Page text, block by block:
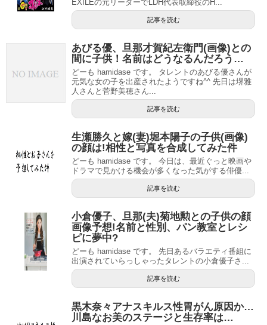
EXILEの元リーダーでLDH代表取締役のH...
記事を読む
あびる優、旦那才賀紀左衛門(画像)との
間に子供！名前はどうなるんだろう…
どーも hamidase です。 タレントのあびる優さんが
元気な女の子を出産されたようですね^^ 先日は堺雅
人さんと菅野美穂さん...
記事を読む
生瀬勝久と嫁(妻)堀本陽子の子供(画像)
の顔は!相性と写真を合成してみた件
どーも hamidase です。 今日は、最近ぐっと映画や
ドラマで見かける機会が多くなった気がする俳優...
記事を読む
小倉優子、旦那(夫)菊地勲との子供の顔
画像予想!名前と性別、パン教室とレシ
ピに夢中?
どーも hamidase です。 先日あるバラエティ番組に
出演されていらっしゃったタレントの小倉優子さ...
記事を読む
黒木奈々アナスキルス性胃がん原因か…
川島なお美のステージと生存率は…